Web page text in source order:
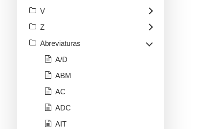
V
Z
Abreviaturas
A/D
ABM
AC
ADC
AIT